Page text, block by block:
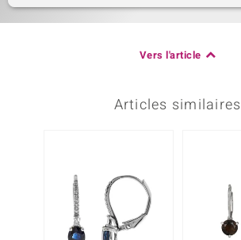
Vers l'article
Articles similaires